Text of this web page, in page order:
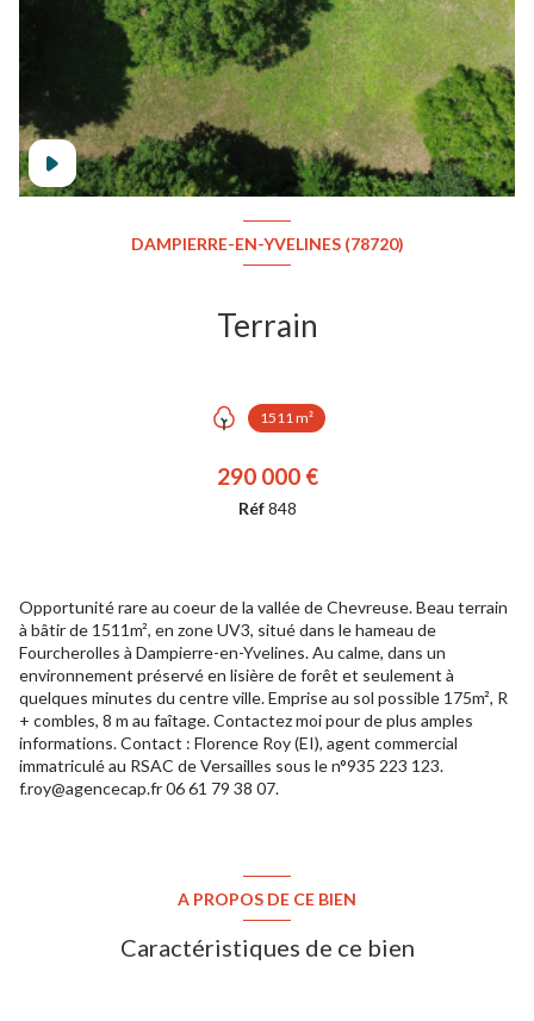
DAMPIERRE-EN-YVELINES (78720)
Terrain
1511 m²
290 000 €
Réf848
Opportunité rare au coeur de la vallée de Chevreuse. Beau terrain
à bâtir de 1511m², en zone UV3, situé dans le hameau de
Fourcherolles à Dampierre-en-Yvelines. Au calme, dans un
environnement préservé en lisière de forêt et seulement à
quelques minutes du centre ville. Emprise au sol possible 175m², R
+ combles, 8 m au faîtage. Contactez moi pour de plus amples
informations. Contact : Florence Roy (EI), agent commercial
immatriculé au RSAC de Versailles sous le n°935 223 123.
f.roy@agencecap.fr 06 61 79 38 07.
A PROPOS DE CE BIEN
Caractéristiques de ce bien